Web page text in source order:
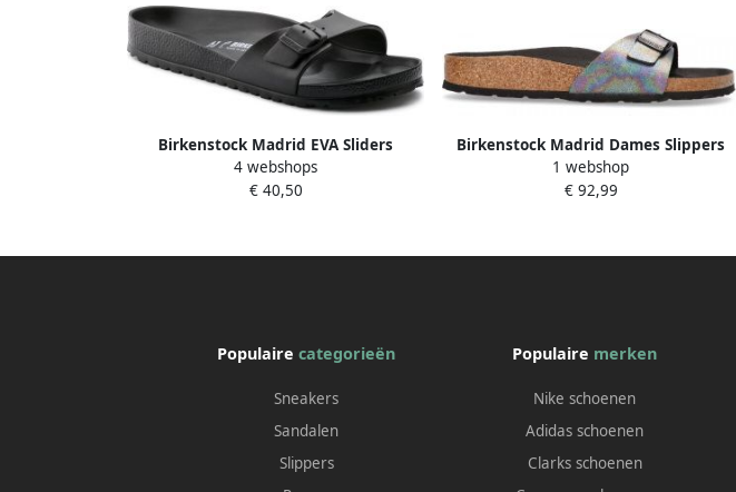
Birkenstock Madrid EVA Sliders
Stijlvolle en Comfortabele Sandalen
Zwart Dames
4 webshops
€ 40,50
Birkenstock Madrid Dames Slippers
Iridescent Black Regular fit | Zwart |
Microvezel
1 webshop
€ 92,99
Populairecategorieën
Sneakers
Sandalen
Slippers
Populaire merken
Nike schoenen
Adidas schoenen
Clarks schoenen